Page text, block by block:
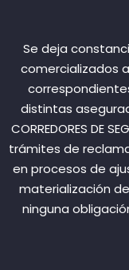
Se deja
comercializados
distintas
CORREDORES DE
trámites de
en procesos de
materialización
ninguna